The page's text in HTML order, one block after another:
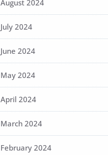
August 2024
July 2024
June 2024
May 2024
April 2024
March 2024
February 2024